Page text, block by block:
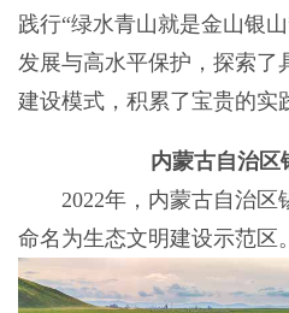
践行“绿水青山就是金山银
发展与高水平保护，探索了
建设模式，积累了宝贵的实
内蒙古自治区
2022年，内蒙古自治区
命名为生态文明建设示范区。